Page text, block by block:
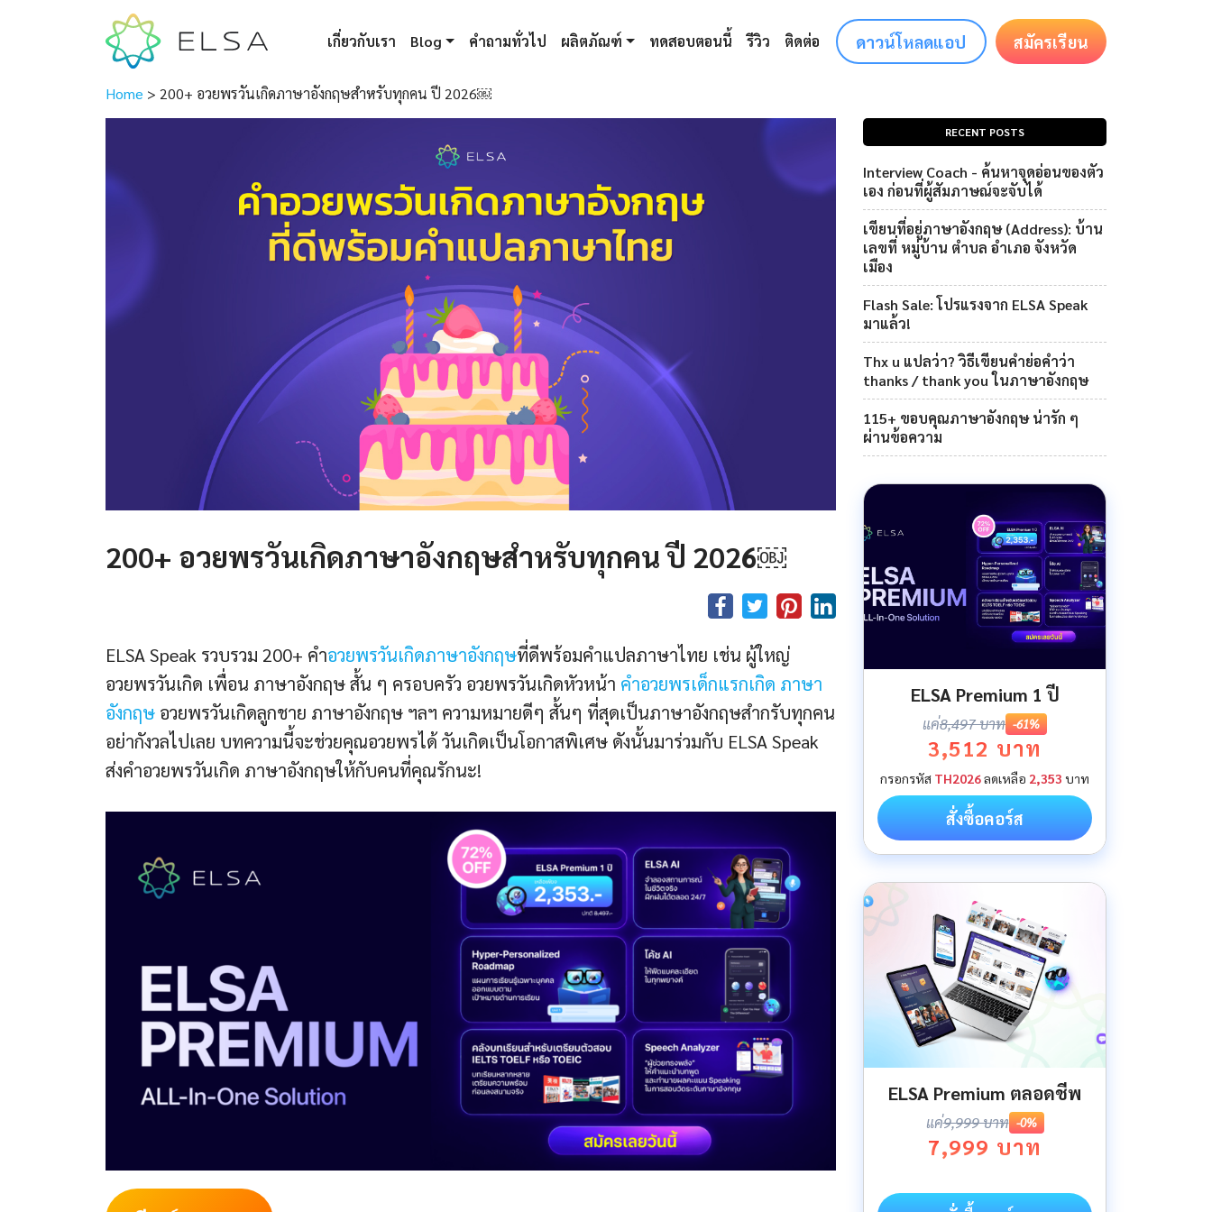
เกี่ยวกับเรา Blog คำถามทั่วไป ผลิตภัณฑ์ ทดสอบตอนนี้ รีวิว ติดต่อ ดาวน์โหลดแอป สมัครเรียน
Home > 200+ อวยพรวันเกิดภาษาอังกฤษสำหรับทุกคน ปี 2026￼
200+ อวยพรวันเกิดภาษาอังกฤษสำหรับทุกคน ปี 2026￼
ELSA Speak รวบรวม 200+ คำอวยพรวันเกิดภาษาอังกฤษที่ดีพร้อมคำแปลภาษาไทย เช่น ผู้ใหญ่
อวยพรวันเกิด เพื่อน ภาษาอังกฤษ สั้น ๆ ครอบครัว อวยพรวันเกิดหัวหน้า คําอวยพรเด็กแรกเกิด ภาษา
อังกฤษ อวยพรวันเกิดลูกชาย ภาษาอังกฤษ ฯลฯ ความหมายดีๆ สั้นๆ ที่สุดเป็นภาษาอังกฤษสำกรับทุกคน
อย่ากังวลไปเลย บทความนี้จะช่วยคุณอวยพรได้ วันเกิดเป็นโอกาสพิเศษ ดังนั้นมาร่วมกับ ELSA Speak
ส่งคำอวยพรวันเกิด ภาษาอังกฤษให้กับคนที่คุณรักนะ!
RECENT POSTS
Interview Coach - ค้นหาจุดอ่อนของตัว
เอง ก่อนที่ผู้สัมภาษณ์จะจับได้
เขียนที่อยู่ภาษาอังกฤษ (Address): บ้าน
เลขที่ หมู่บ้าน ตำบล อำเภอ จังหวัด
เมือง
Flash Sale: โปรแรงจาก ELSA Speak
มาแล้ว!
Thx u แปลว่า? วิธีเขียนคำย่อคำว่า
thanks / thank you ในภาษาอังกฤษ
115+ ขอบคุณภาษาอังกฤษ น่ารัก ๆ
ผ่านข้อความ
ELSA Premium 1 ปี
แค่8,497 บาท -61%
3,512 บาท
กรอกรหัส TH2026ลดเหลือ 2,353 บาท
สั่งซื้อคอร์ส
ELSA Premium ตลอดชีพ
แค่9,999 บาท -0%
7,999 บาท